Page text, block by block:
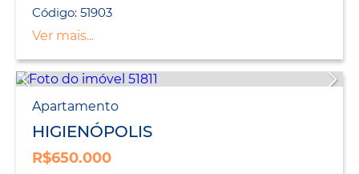
Código: 51903
Ver mais...
Apartamento
HIGIENÓPOLIS
R$650.000